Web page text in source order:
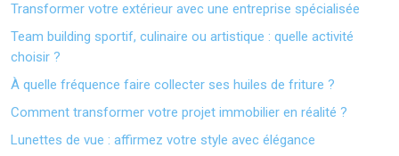
Transformer votre extérieur avec une entreprise spécialisée
Team building sportif, culinaire ou artistique : quelle activité
choisir ?
À quelle fréquence faire collecter ses huiles de friture ?
Comment transformer votre projet immobilier en réalité ?
Lunettes de vue : affirmez votre style avec élégance